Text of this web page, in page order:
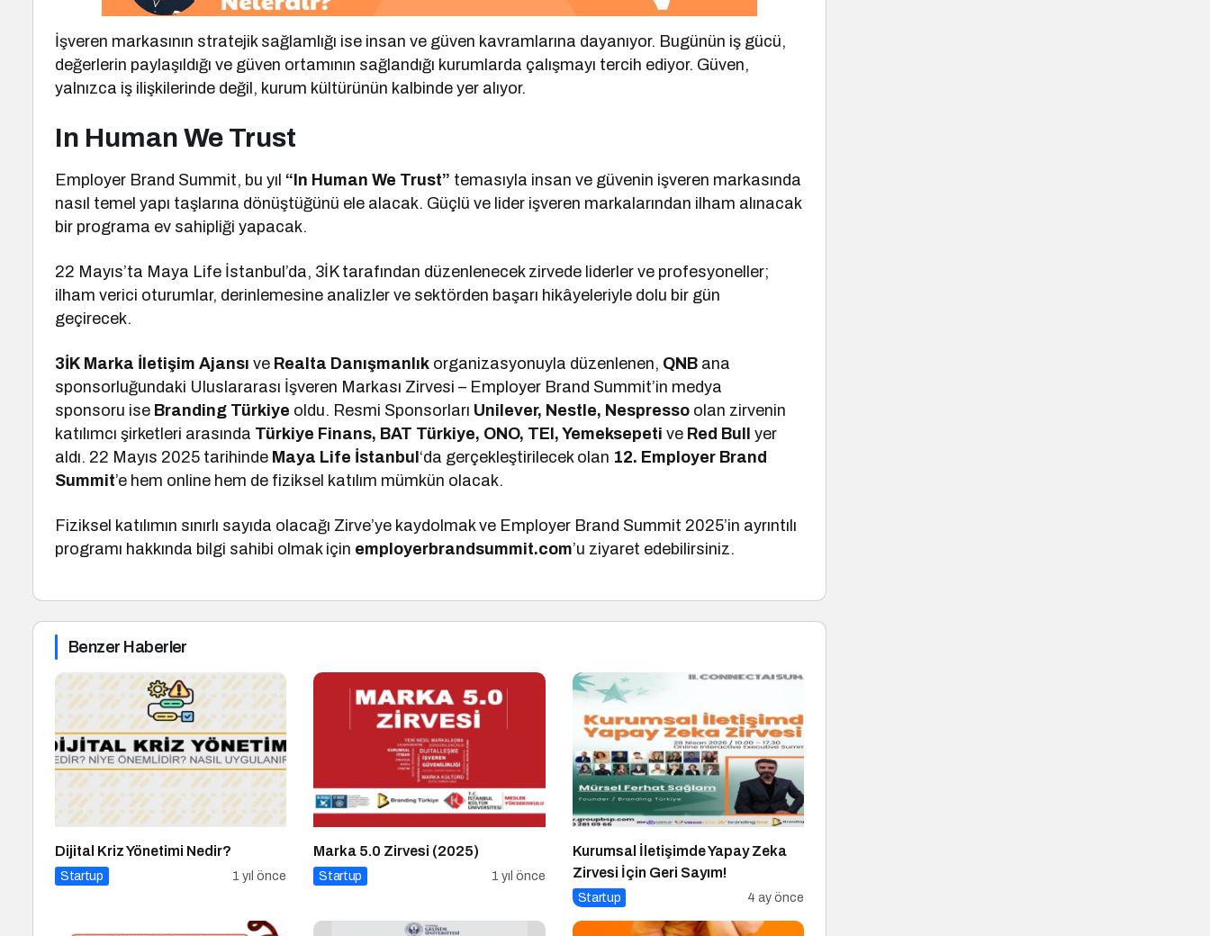
İşveren markasının stratejik sağlamlığı ise insan ve güven kavramlarına dayanıyor. Bugünün iş gücü,
değerlerin paylaşıldığı ve güven ortamının sağlandığı kurumlarda çalışmayı tercih ediyor. Güven,
yalnızca iş ilişkilerinde değil, kurum kültürünün kalbinde yer alıyor.
In Human We Trust
Employer Brand Summit, bu yıl “In Human We Trust” temasıyla insan ve güvenin işveren markasında
nasıl temel yapı taşlarına dönüştüğünü ele alacak. Güçlü ve lider işveren markalarından ilham alınacak
bir programa ev sahipliği yapacak.
22 Mayıs’ta Maya Life İstanbul’da, 3İK tarafından düzenlenecek zirvede liderler ve profesyoneller;
ilham verici oturumlar, derinlemesine analizler ve sektörden başarı hikâyeleriyle dolu bir gün
geçirecek.
3İK Marka İletişim Ajansıve Realta Danışmanlık organizasyonuyla düzenlenen, QNB ana
sponsorluğundaki Uluslararası İşveren Markası Zirvesi – Employer Brand Summit’in medya
sponsoru ise Branding Türkiye oldu. Resmi Sponsorları Unilever, Nestle, Nespresso olan zirvenin
katılımcı şirketleri arasında Türkiye Finans, BAT Türkiye, ONO, TEI, Yemeksepetive Red Bullyer
aldı. 22 Mayıs 2025 tarihinde Maya Life İstanbul ‘da gerçekleştirilecek olan 12. Employer Brand
Summit’e hem online hem de fiziksel katılım mümkün olacak.
Fiziksel katılımın sınırlı sayıda olacağı Zirve’ye kaydolmak ve Employer Brand Summit 2025’in ayrıntılı
programı hakkında bilgi sahibi olmak için employerbrandsummit.com’u ziyaret edebilirsiniz.
Benzer Haberler
Dijital Kriz Yönetimi Nedir?
Startup 1 yıl önce
Marka 5.0 Zirvesi (2025)
Startup 1 yıl önce
Kurumsal İletişimde Yapay Zeka
Zirvesi İçin Geri Sayım!
Startup 4 ay önce